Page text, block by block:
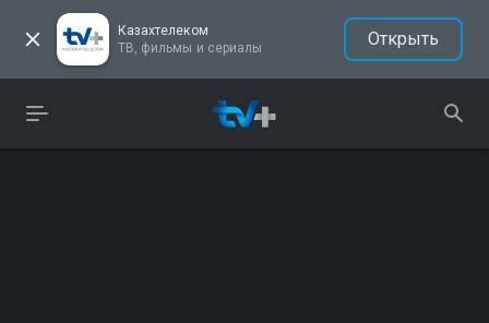
Казахтелеком
ТВ, фильмы и сериалы
Открыть